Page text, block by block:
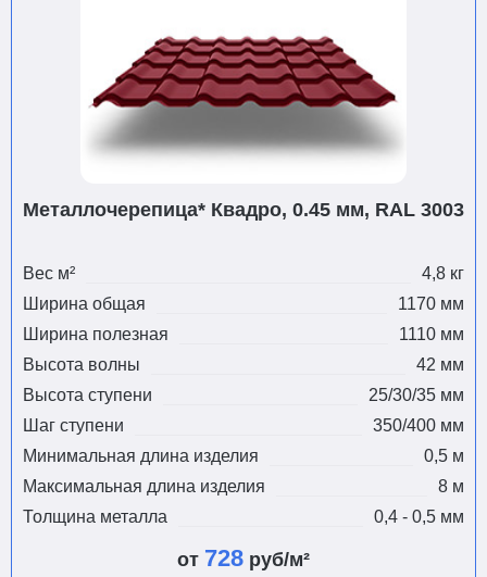
Металлочерепица* Квадро, 0.45 мм, RAL 3003
Вес м²
4,8 кг
Ширина общая
1170 мм
Ширина полезная
1110 мм
Высота волны
42 мм
Высота ступени
25/30/35 мм
Шаг ступени
350/400 мм
Минимальная длина изделия
0,5 м
Максимальная длина изделия
8 м
Толщина металла
0,4 - 0,5 мм
от 728 руб/м²